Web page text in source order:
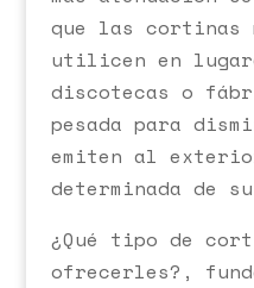
que las cortinas
utilicen en
discotecas o
pesada para
emiten al
determinada de
¿Qué tipo de
ofrecerles?,